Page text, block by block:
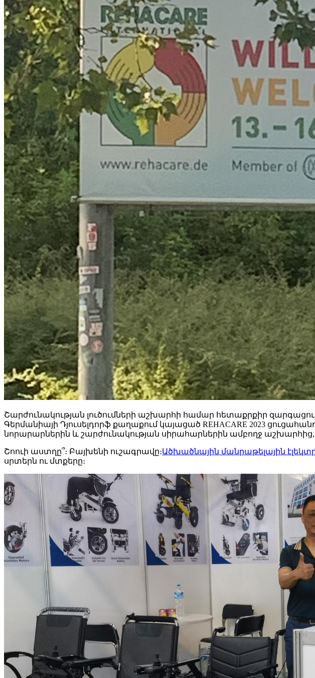
Շարժունակության լուծումների աշխարհի համար հետաքրքիր
Գերմանիայի Դյուսելդորֆ քաղաքում կայացած REHACARE 2023
նորարարներին և շարժունակության սիրահարներին ամբողջ աշխարհից, և
Շոուի աստղը՞։ Բայխենի ուշագրավը։Ածխածնային մանրաթելային
սրտերն ու մտքերը։